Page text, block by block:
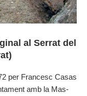
al Serrat del
per Francesc Casas
amb la Mas-